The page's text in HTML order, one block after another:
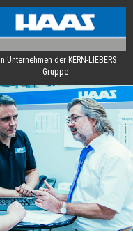
Unternehmen der KERN-LIEBERS
Gruppe